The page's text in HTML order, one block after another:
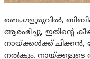
ബെംഗളൂരുവിൽ,
ആരംഭിച്ചു, ഇതിന്റെ
നായ്ക്കൾക്ക് ചിക്കൻ,
നൽകും.